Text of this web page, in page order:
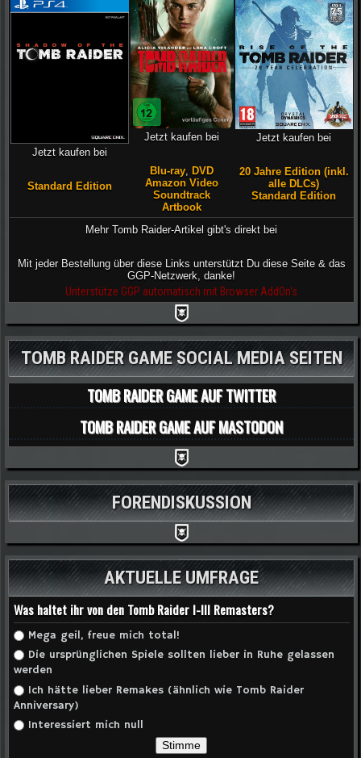
Jetzt kaufen bei
Standard Edition
Jetzt kaufen bei
Blu-ray
DVD
Amazon Video
Soundtrack
Artbook
Jetzt kaufen bei
20 Jahre Edition (inkl.
alle DLCs)
Standard Edition
Mehr Tomb Raider-Artikel gibt's direkt bei
Mit jeder Bestellung über diese Links unterstützt Du diese Seite & das
GGP-Netzwerk, danke!
Unterstütze GGP automatisch mit Browser AddOn's
TOMB RAIDER GAME SOCIAL MEDIA SEITEN
TOMB RAIDER GAME AUF TWITTER
TOMB RAIDER GAME AUF MASTODON
FORENDISKUSSION
AKTUELLE UMFRAGE
Was haltet ihr von den Tomb Raider I-III Remasters?
Auswahlmöglichkeiten
Mega geil, freue mich total!
Die ursprünglichen Spiele sollten lieber in Ruhe gelassen
werden
Ich hätte lieber Remakes (ähnlich wie Tomb Raider
Anniversary)
Interessiert mich null